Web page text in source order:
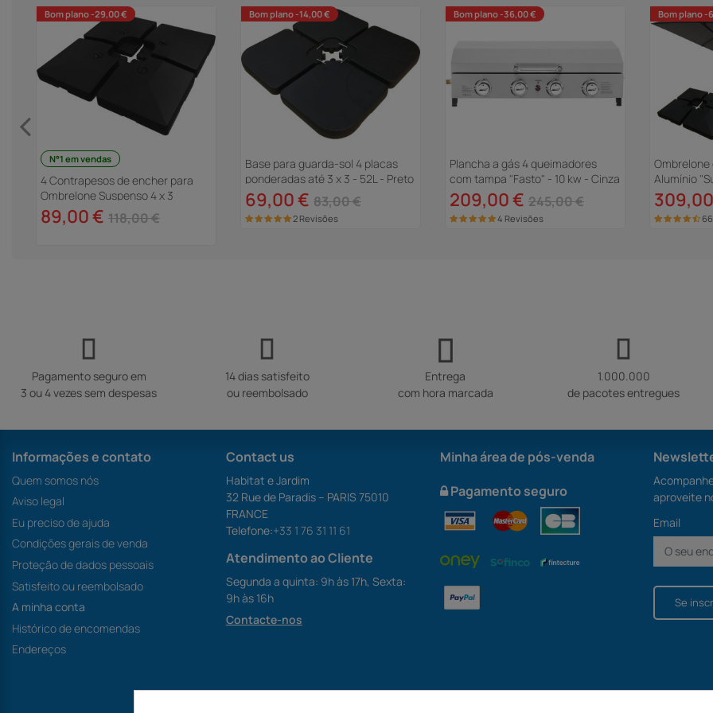
Bom plano -29,00 €
N°1 em vendas
4 Contrapesos de encher para
Ombrelone Suspenso 4 x 3
89,00 € 118,00 €
Bom plano -14,00 €
Base para guarda-sol 4 placas
ponderadas até 3 x 3 - 52L - Preto
69,00 € 83,00 €
2 Revisões
Bom plano -36,00 €
Plancha a gás 4 queimadores
com tampa "Fasto" - 10 kw - Cinza
209,00 € 245,00 €
4 Revisões
Bom plano -
Ombrelone
Alumínio
4 m - Cinza
Pagamento seguro em
3 ou 4 vezes sem despesas
14 dias satisfeito
ou reembolsado
Entrega
com hora marcada
1.000.000
de pacotes entregues
Informações e contato
Quem somos nós
Aviso legal
Eu preciso de ajuda
Condições gerais de venda
Proteção de dados pessoais
Satisfeito ou reembolsado
A minha conta
Histórico de encomendas
Endereços
Contact us
Habitat e Jardim
32 Rue de Paradis – PARIS 75010
FRANCE
Telefone:+33 1 76 31 11 61
Atendimento ao Cliente
Segunda a quinta: 9h às 17h, Sexta:
9h às 16h
Contacte-nos
Minha área de pós-venda
Pagamento seguro
aproveite
Email
Se